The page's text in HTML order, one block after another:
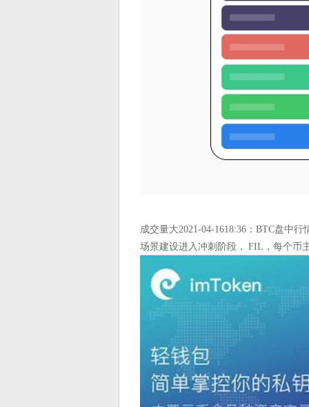
成交量大2021-04-1618:36：BTC盘中
场景建设进入冲刺阶段， FIL，每个币